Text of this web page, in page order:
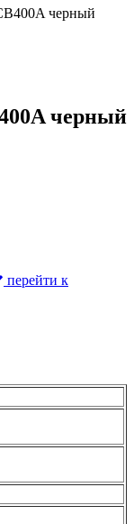
черный
черный
перейти к